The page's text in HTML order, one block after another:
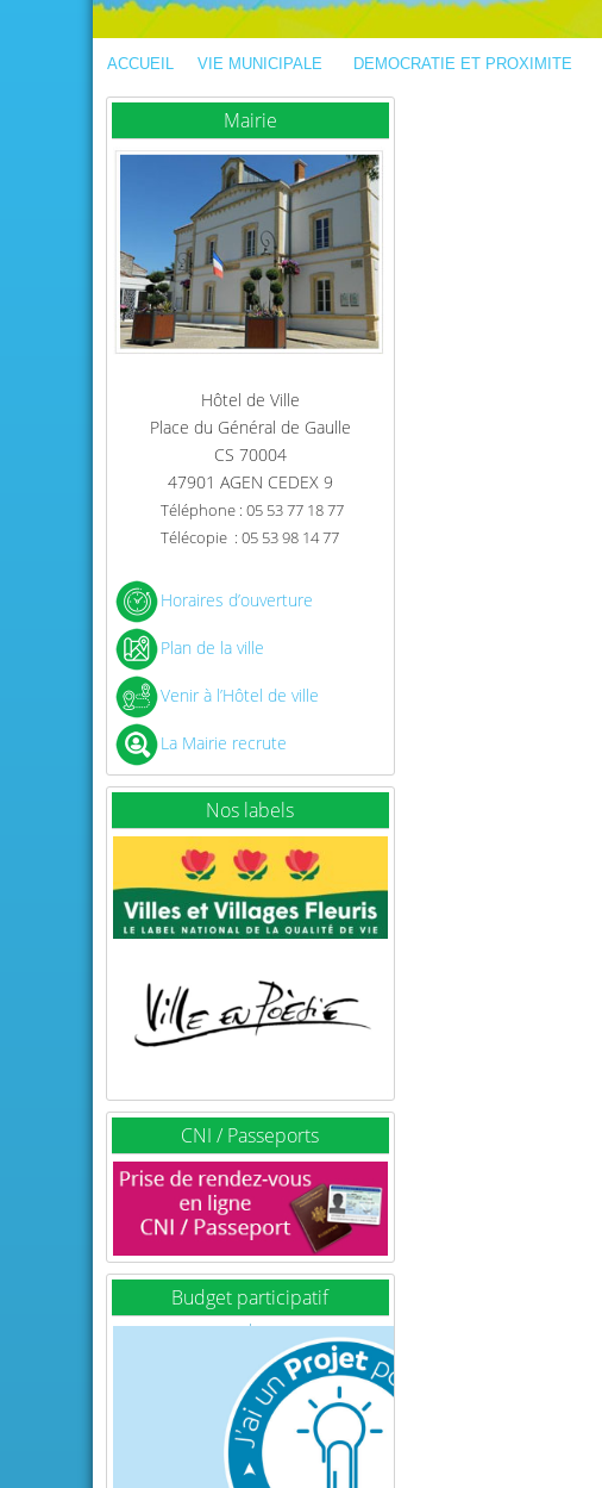
ACCUEIL VIE MUNICIPALE DEMOCRATIE ET PROXIMITE
Mairie
Hôtel de Ville
Place du Général de Gaulle
CS 70004
47901 AGEN CEDEX 9
Téléphone : 05 53 77 18 77
Télécopie : 05 53 98 14 77
Horaires d’ouverture
Plan de la ville
Venir à l’Hôtel de ville
La Mairie recrute
Nos labels
CNI / Passeports
Budget participatif